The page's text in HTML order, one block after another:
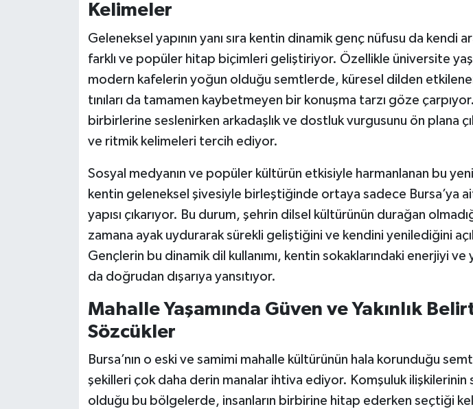
Kelimeler
Geleneksel yapının yanı sıra kentin dinamik genç nüfusu da kendi
farklı ve popüler hitap biçimleri geliştiriyor. Özellikle üniversite
modern kafelerin yoğun olduğu semtlerde, küresel dilden
tınıları da tamamen kaybetmeyen bir konuşma tarzı göze
birbirlerine seslenirken arkadaşlık ve dostluk vurgusunu ön plana
ve ritmik kelimeleri tercih ediyor.
Sosyal medyanın ve popüler kültürün etkisiyle harmanlanan bu
kentin geleneksel şivesiyle birleştiğinde ortaya sadece Bursa’ya
yapısı çıkarıyor. Bu durum, şehrin dilsel kültürünün durağan
zamana ayak uydurarak sürekli geliştiğini ve kendini yenilediğini
Gençlerin bu dinamik dil kullanımı, kentin sokaklarındaki enerjiyi ve
da doğrudan dışarıya yansıtıyor.
Mahalle Yaşamında Güven ve Yakınlık
Sözcükler
Bursa’nın o eski ve samimi mahalle kültürünün hala korunduğu
şekilleri çok daha derin manalar ihtiva ediyor. Komşuluk ilişkilerinin
olduğu bu bölgelerde, insanların birbirine hitap ederken seçtiği